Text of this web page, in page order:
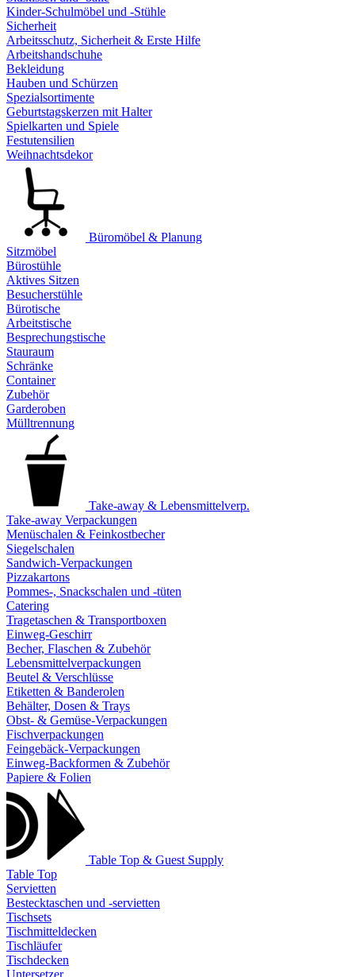
Kinder-Schulmöbel und -Stühle
Sicherheit
Arbeitsschutz, Sicherheit & Erste Hilfe
Arbeitshandschuhe
Bekleidung
Hauben und Schürzen
Spezialsortimente
Geburtstagskerzen mit Halter
Spielkarten und Spiele
Festutensilien
Weihnachtsdekor
Büromöbel & Planung
Sitzmöbel
Bürostühle
Aktives Sitzen
Besucherstühle
Bürotische
Arbeitstische
Besprechungstische
Stauraum
Schränke
Container
Zubehör
Garderoben
Mülltrennung
Take-away & Lebensmittelverp.
Take-away Verpackungen
Menüschalen & Feinkostbecher
Siegelschalen
Sandwich-Verpackungen
Pizzakartons
Pommes-, Snackschalen und -tüten
Catering
Tragetaschen & Transportboxen
Einweg-Geschirr
Becher, Flaschen & Zubehör
Lebensmittelverpackungen
Beutel & Verschlüsse
Etiketten & Banderolen
Behälter, Dosen & Trays
Obst- & Gemüse-Verpackungen
Fischverpackungen
Feingebäck-Verpackungen
Einweg-Backformen & Zubehör
Papiere & Folien
Table Top & Guest Supply
Table Top
Servietten
Bestecktaschen und -servietten
Tischsets
Tischmitteldecken
Tischläufer
Tischdecken